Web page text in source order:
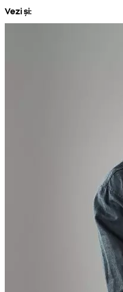
Vezi și: